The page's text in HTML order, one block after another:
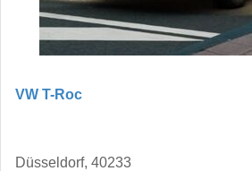
VW T-Roc
Düsseldorf, 40233